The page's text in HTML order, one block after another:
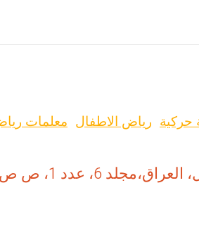
حركية رياض الاطفال معلمات
6، عدد 1، ص ص: 116-144.